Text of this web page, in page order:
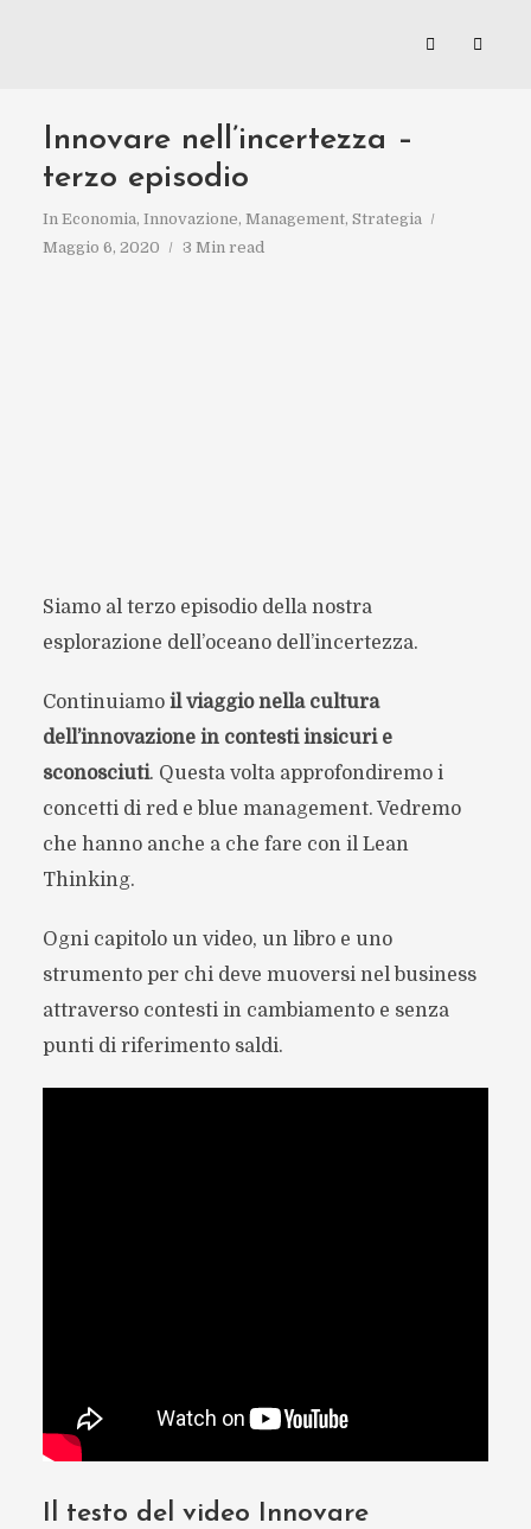
Innovare nell’incertezza –
terzo episodio
In Economia, Innovazione, Management, Strategia
Maggio 6, 2020
3 Min read
Siamo al terzo episodio della nostra
esplorazione dell’oceano dell’incertezza.
Continuiamo il viaggio nella cultura
dell’innovazione in contesti insicuri e
sconosciuti. Questa volta approfondiremo i
concetti di red e blue management. Vedremo
che hanno anche a che fare con il Lean
Thinking.
Ogni capitolo un video, un libro e uno
strumento per chi deve muoversi nel business
attraverso contesti in cambiamento e senza
punti di riferimento saldi.
Il testo del video Innovare